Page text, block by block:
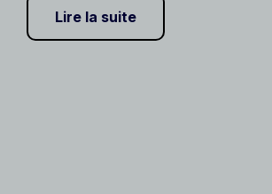
Lire la suite